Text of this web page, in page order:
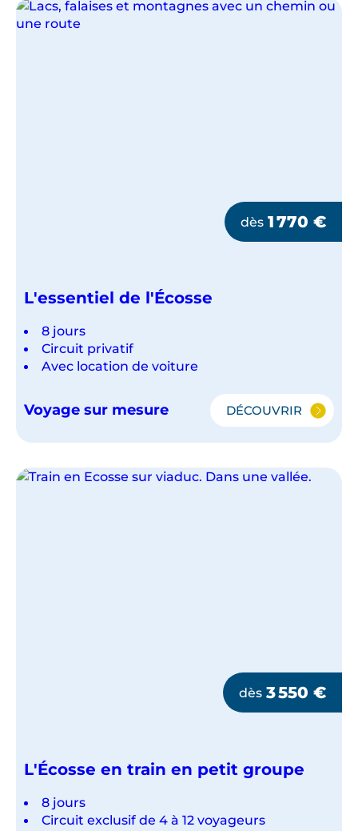
dès 1 770 €
L'essentiel de l'Écosse
8 jours
Circuit privatif
Avec location de voiture
Voyage sur mesure DÉCOUVRIR
L'ESSENTIEL
dès 3 550 €
L'Écosse en train en petit groupe
8 jours
Circuit exclusif de 4 à 12 voyageurs